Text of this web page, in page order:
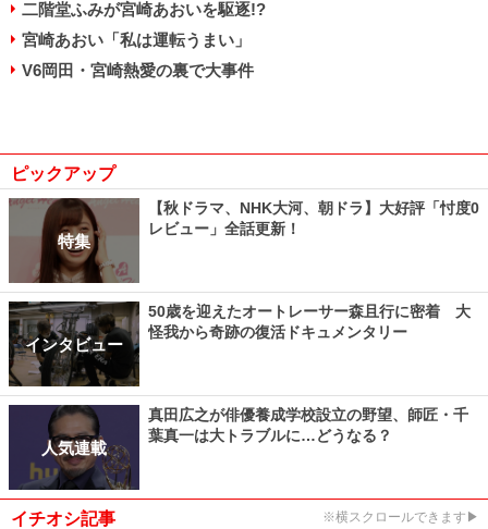
二階堂ふみが宮崎あおいを駆逐!?
宮崎あおい「私は運転うまい」
V6岡田・宮崎熱愛の裏で大事件
ピックアップ
特集
【秋ドラマ、NHK大河、朝ドラ】大好評「忖度0
レビュー」全話更新！
インタビュー
50歳を迎えたオートレーサー森且行に密着 大
怪我から奇跡の復活ドキュメンタリー
人気連載
真田広之が俳優養成学校設立の野望、師匠・千
葉真一は大トラブルに…どうなる？
イチオシ記事 ※横スクロールできます▶